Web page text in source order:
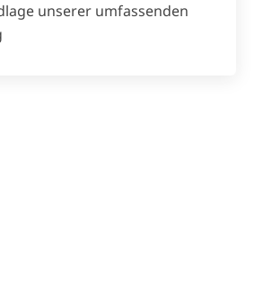
unserer umfassenden